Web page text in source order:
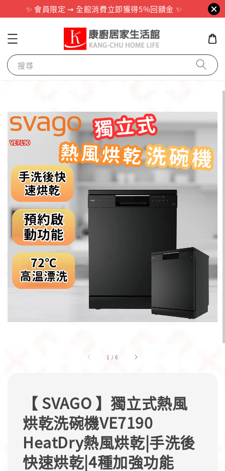
✨ 會員限定 ⇝ 全館消費立即獲得5%回饋金 ✨
搜尋
1 /6
【 SVAGO 】獨立式熱風
烘乾洗碗機VE7190
HeatDry熱風烘乾|手洗後
快速烘乾|4種加強功能